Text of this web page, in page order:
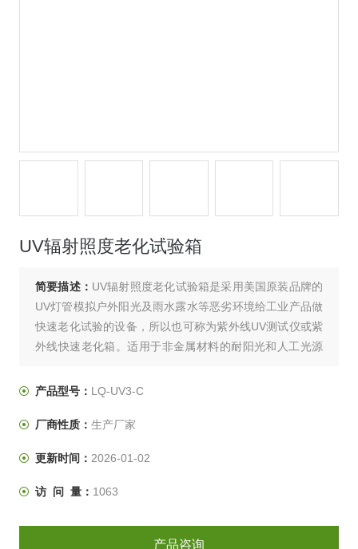
UV辐射照度老化试验箱
简要描述： UV辐射照度老化试验箱是采用美国原装品牌的
UV灯管模拟户外阳光及雨水露水等恶劣环境给工业产品做
快速老化试验的设备，所以也可称为紫外线UV测试仪或紫
外线快速老化箱。适用于非金属材料的耐阳光和人工光源
UV－B波长为280nm～315nm。
产品型号： LQ-UV3-C
厂商性质： 生产厂家
更新时间： 2026-01-02
访 问 量： 1063
产品咨询